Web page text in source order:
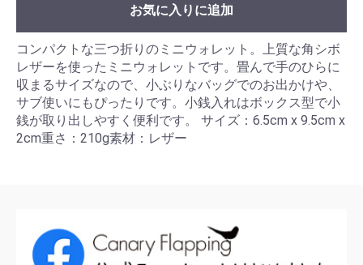
お気に入りに追加
コンパクトな三つ折りのミニウォレット。上質な角シボ
レザーを使ったミニウォレットです。畳んで手のひらに
収まるサイズなので、小ぶりなバッグでのお出かけや、
サブ使いにもぴったりです。小銭入れはボックス型で小
銭が取り出しやすく便利です。 サイズ：6.5cm x 9.5cm x
2cm重さ：210g素材：レザー